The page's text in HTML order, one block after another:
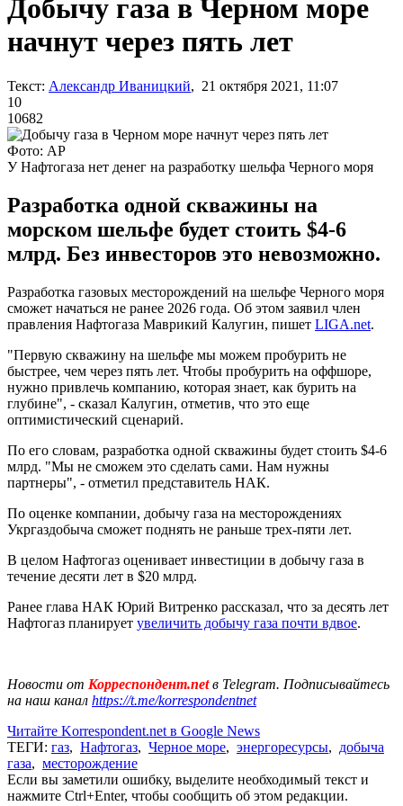
Добычу газа в Черном море
начнут через пять лет
Текст: Александр Иваницкий, 21 октября 2021, 11:07
10
10682
Фото: AP
У Нафтогаза нет денег на разработку шельфа Черного моря
Разработка одной скважины на
морском шельфе будет стоить $4-6
млрд. Без инвесторов это невозможно.
Разработка газовых месторождений на шельфе Черного моря
сможет начаться не ранее 2026 года. Об этом заявил член
правления Нафтогаза Маврикий Калугин, пишет LIGA.net.
"Первую скважину на шельфе мы можем пробурить не
быстрее, чем через пять лет. Чтобы пробурить на оффшоре,
нужно привлечь компанию, которая знает, как бурить на
глубине", - сказал Калугин, отметив, что это еще
оптимистический сценарий.
По его словам, разработка одной скважины будет стоить $4-6
млрд. "Мы не сможем это сделать сами. Нам нужны
партнеры", - отметил представитель НАК.
По оценке компании, добычу газа на месторождениях
Укргаздобыча сможет поднять не раньше трех-пяти лет.
В целом Нафтогаз оценивает инвестиции в добычу газа в
течение десяти лет в $20 млрд.
Ранее глава НАК Юрий Витренко рассказал, что за десять лет
Нафтогаз планирует увеличить добычу газа почти вдвое.
Новости от Корреспондент.netв Telegram. Подписывайтесь
на наш канал https://t.me/korrespondentnet
Читайте Korrespondent.net в Google News
ТЕГИ: газ, Нафтогаз, Черное море, энергоресурсы, добыча
газа, месторождение
Если вы заметили ошибку, выделите необходимый текст и
нажмите Ctrl+Enter, чтобы сообщить об этом редакции.